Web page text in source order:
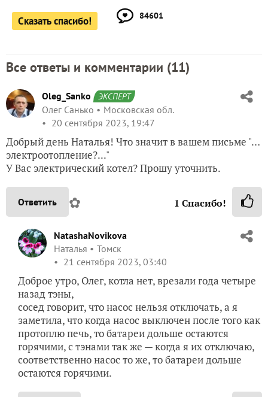
Сказать спасибо! 84601
Все ответы и комментарии (11)
Oleg_Sanko ЭКСПЕРТ
Олег Санько
Московская обл.
20 сентября 2023, 19:47
Добрый день Наталья! Что значит в вашем письме "…
электроотопление?..."
У Вас электрический котел? Прошу уточнить.
Ответить ✿ 1 Спасибо!
NatashaNovikova
Наталья
Томск
21 сентября 2023, 03:40
Доброе утро, Олег, котла нет, врезали года четыре
назад тэны,
сосед говорит, что насос нельзя отключать, а я
заметила, что когда насос выключен после того как
протоплю печь, то батареи дольше остаются
горячими, с тэнами так же — когда я их отключаю,
соответственно насос то же, то батареи дольше
остаются горячими.